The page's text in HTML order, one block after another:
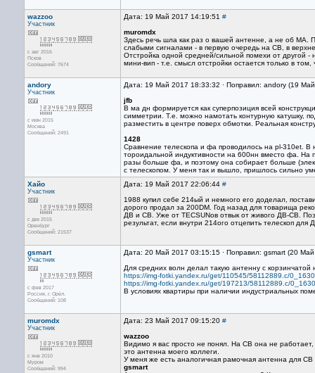
wazzoo
Участник
с авг 2016
Псков
Сообщений: 7674
Дата: 19 Май 2017 14:19:51 #
muromdx
Здесь речь шла как раз о вашей антенне, а не об МА.
слабыми сигналами - в первую очередь на СВ, в
Отстройка одной средней/сильной помехи от другой -
мини-вип - т.е. смысл отстройки остается только в
andory
Участник
с июн 2015
Москва
Сообщений: 2491
Дата: 19 Май 2017 18:33:32 · Поправил: andory (19
jfb
В ма дн формируется как суперпозиция всей
симметрии. Т.е. можно намотать контурную катушку,
разместить в центре поверх обмотки. Реальная
1428
Сравнение телескопа и фа проводилось на pl-310et. В
тороидальной индуктивности на 600нн вместо фа.
разы больше фа, и поэтому она собирает больше
с телескопом. У меня так и вышло, пришлось сильно
Хайо
Участник
с дек 2015
Оренбург
Сообщений: 21537
Дата: 19 Май 2017 22:06:44 #
1988 купил себе 214ый и немного его доделал,
дорого продал за 200DM. Год назад для товарища
ДВ и СВ. Уже от TECSUNов отвык от живого ДВ-СВ.
результат, если внутри 214ого отцепить телескоп
gsmart
Участник
с фев 2017
Россия, г. Орёл.
Сообщений: 108
Дата: 20 Май 2017 03:15:15 · Поправил: gsmart (20
Для средних волн делал такую антенну с корзинчатой
https://img-fotki.yandex.ru/get/110545/58112889.c/
https://img-fotki.yandex.ru/get/197213/58112889.c/
В условиях квартиры при наличии индустриальных
muromdx
Участник
с янв 2010
Муром
Сообщений: 994
Дата: 23 Май 2017 09:15:20 #
wazzoo
Видимо я вас просто не понял. На СВ она не
это антенна моего коллеги.
У меня же есть аналогичная рамочная антенна для
gsmart